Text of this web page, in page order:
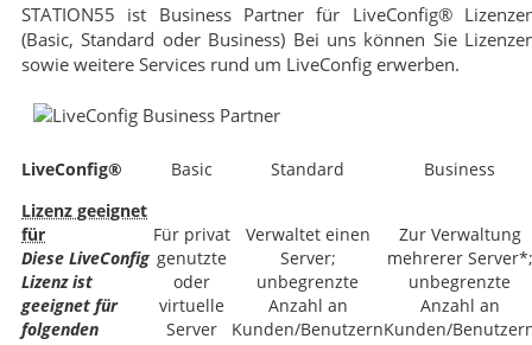
STATION55 ist Business Partner für LiveConfig®
(Basic, Standard oder Business) Bei uns können Sie
sowie weitere Services rund um LiveConfig erwerben.
LiveConfig® Basic Standard
Business
Lizenz geeignet
für
Diese LiveConfig
Lizenz ist
geeignet für
folgenden
Für privat
genutzte
oder
virtuelle
Server
Verwaltet einen
Server;
unbegrenzte
Anzahl an
Kunden/Benutzern
Zur Verwaltung
mehrerer Server*;
unbegrenzte
Anzahl an
Kunden/